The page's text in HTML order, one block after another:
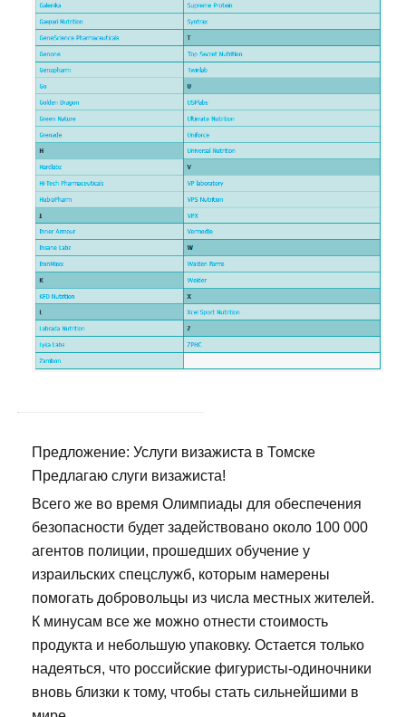
Предложение: Услуги визажиста в Томске
Предлагаю слуги визажиста!
Всего же во время Олимпиады для обеспечения
безопасности будет задействовано около 100 000
агентов полиции, прошедших обучение у
израильских спецслужб, которым намерены
помогать добровольцы из числа местных жителей.
К минусам все же можно отнести стоимость
продукта и небольшую упаковку. Остается только
надеяться, что российские фигуристы-одиночники
вновь близки к тому, чтобы стать сильнейшими в